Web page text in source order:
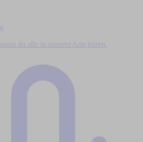
du alle in unserer App hören.